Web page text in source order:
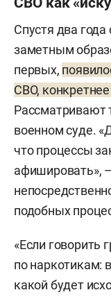
Спустя два
заметным
первых,
СВО,
Рассматривают
военном суде.
что процессы
афишировать»,
подобных
«Если говорить
по наркотикам:
какой будет